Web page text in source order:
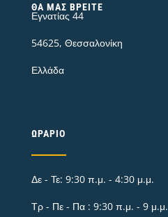
ΘΑ ΜΑΣ ΒΡΕΊΤΕ
Εγνατίας 44
54625, Θεσσαλονίκη
Ελλάδα
ΩΡΆΡΙΟ
Δε - Τε: 9:30 π.μ. - 4:30 μ.μ.
Τρ - Πε - Πα : 9:30 π.μ. - 9 μ.μ.